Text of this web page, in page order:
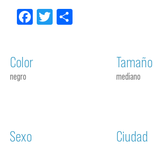
Facebook
Twitter
Color
negro
Tamaño
mediano
Sexo Ciudad